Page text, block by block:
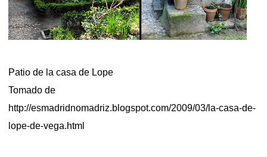
Patio de la casa de Lope
Tomado de
http://esmadridnomadriz.blogspot.com/2009/03/la-casa-de-
lope-de-vega.html